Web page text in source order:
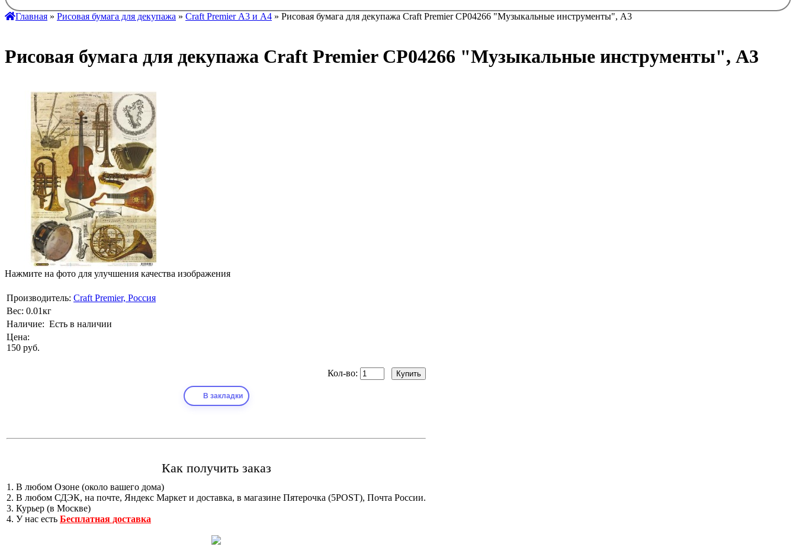
Главная » Рисовая бумага для декупажа » Craft Premier А3 и А4 » Рисовая бумага для декупажа Craft Premier CP04266 "Музыкальные инструменты", А3
Рисовая бумага для декупажа Craft Premier CP04266 "Музыкальные инструменты", А3
Нажмите на фото для улучшения качества изображения
Производитель: Craft Premier, Россия
Вес: 0.01кг
Наличие: Есть в наличии
Цена:
150 руб.
Кол-во:
В закладки
Как получить заказ
1. В любом Озоне (около вашего дома)
2. В любом СДЭК, на почте, Яндекс Маркет и доставка, в магазине Пятерочка (5POST), Почта России.
3. Курьер (в Москве)
4. У нас есть Бесплатная доставка